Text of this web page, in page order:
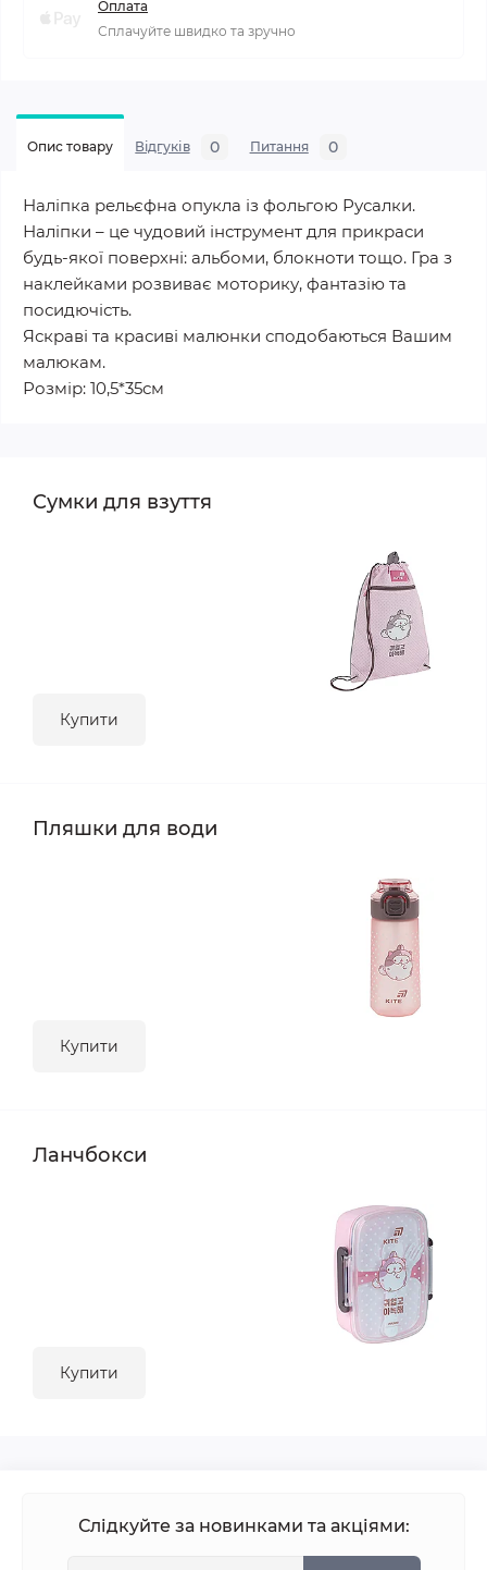
Оплата
Сплачуйте швидко та зручно
Опис товару Відгуків 0 Питання 0
Наліпка рельєфна опукла із фольгою Русалки.
Наліпки – це чудовий інструмент для прикраси
будь-якої поверхні: альбоми, блокноти тощо. Гра з
наклейками розвиває моторику, фантазію та
посидючість.
Яскраві та красиві малюнки сподобаються Вашим
малюкам.
Розмір: 10,5*35см
Сумки для взуття
Купити
Пляшки для води
Купити
Ланчбокси
Купити
Слідкуйте за новинками та акціями: